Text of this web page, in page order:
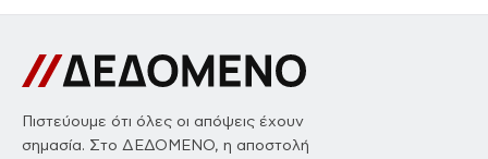
Πιστεύουμε ότι όλες οι απόψεις έχουν
σημασία. Στο ΔΕΔΟΜΕΝΟ, η αποστολή